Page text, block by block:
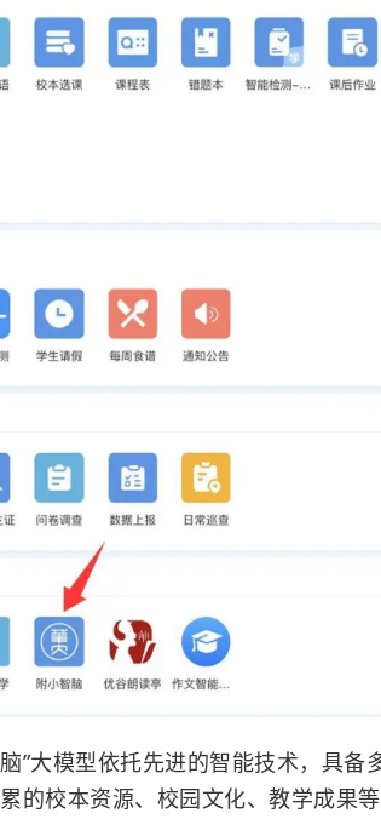
”大模型依托先进的智能技术，具备
的校本资源、校园文化、教学成果